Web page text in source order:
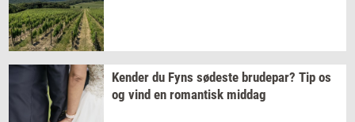
Ken­der du Fyns sø­de­ste bru­de­par? Tip os
og vind en ro­man­tisk mid­dag